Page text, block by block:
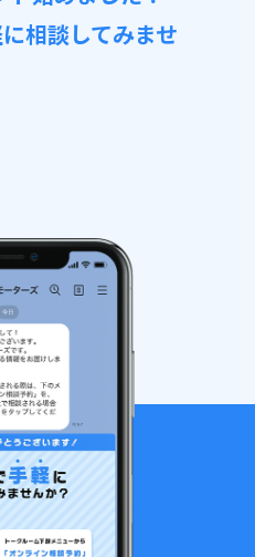
相談してみませ